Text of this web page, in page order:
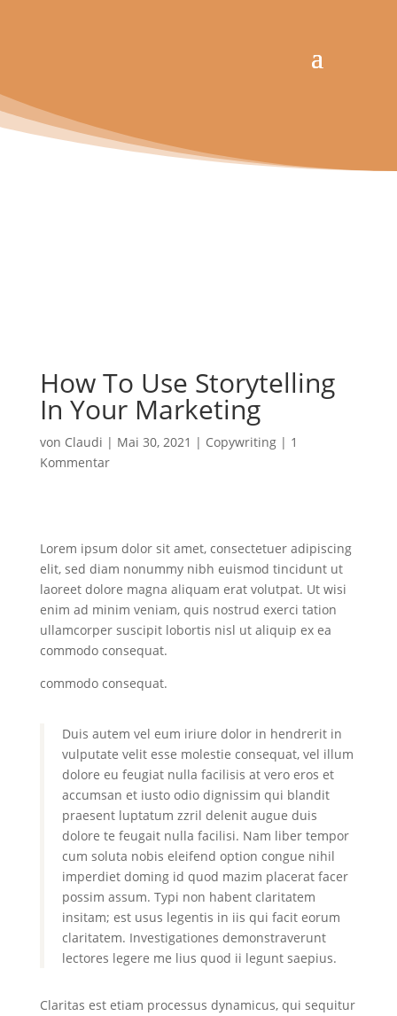
How To Use Storytelling
In Your Marketing
von Claudi | Mai 30, 2021 | Copywriting| 1
Kommentar
Lorem ipsum dolor sit amet, consectetuer adipiscing
elit, sed diam nonummy nibh euismod tincidunt ut
laoreet dolore magna aliquam erat volutpat. Ut wisi
enim ad minim veniam, quis nostrud exerci tation
ullamcorper suscipit lobortis nisl ut aliquip ex ea
commodo consequat.
commodo consequat.
Duis autem vel eum iriure dolor in hendrerit in
vulputate velit esse molestie consequat, vel illum
dolore eu feugiat nulla facilisis at vero eros et
accumsan et iusto odio dignissim qui blandit
praesent luptatum zzril delenit augue duis
dolore te feugait nulla facilisi. Nam liber tempor
cum soluta nobis eleifend option congue nihil
imperdiet doming id quod mazim placerat facer
possim assum. Typi non habent claritatem
insitam; est usus legentis in iis qui facit eorum
claritatem. Investigationes demonstraverunt
lectores legere me lius quod ii legunt saepius.
Claritas est etiam processus dynamicus, qui sequitur